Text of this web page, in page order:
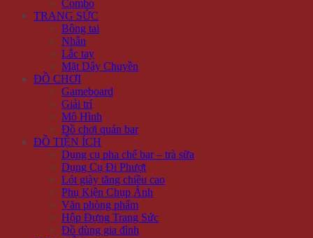
Combo
TRANG SỨC
Bông tai
Nhẫn
Lắc tay
Mặt Dây Chuyền
ĐỒ CHƠI
Gameboard
Giải trí
Mô Hình
Đồ chơi quán bar
ĐỒ TIỆN ÍCH
Dụng cụ pha chế bar – trà sữa
Dụng Cụ Đi Phượt
Lót giày tăng chiều cao
Phụ Kiện Chụp Ảnh
Văn phòng phẩm
Hộp Đựng Trang Sức
Đồ dùng gia đình